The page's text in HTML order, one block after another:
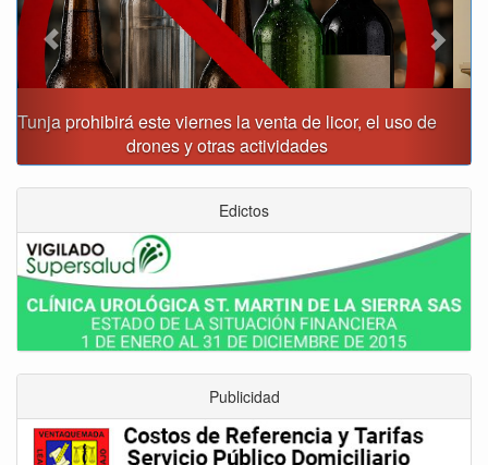
Alcalde Rafael Acevedo propone convertir a Tunja en
"Distrito Histórico y Turístico"
Edictos
Publicidad